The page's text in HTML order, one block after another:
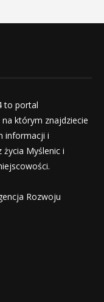
to portal
którym znajdziecie
informacji i
życia Myślenic i
Rozwoju